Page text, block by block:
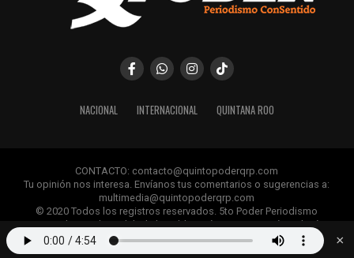
NACIONAL INTERNACIONAL QUINTANA ROO
CONTACTO: contacto@quintopoderqrp.com
Tu opinión nos interesa. Envíanos tus comentarios o sugerencias a:
multimedia@quintopoderqrp.com
© 2020 Todos los registros reservados. 5to Poder Periodismo
ConSentido Queda prohibida la publicación, retransmisión, edición y
cualquier uso de los contenidos sin permiso previo.
×